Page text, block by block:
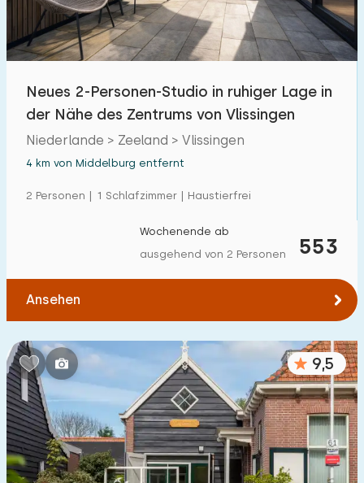
Neues 2-Personen-Studio in ruhiger Lage in
der Nähe des Zentrums von Vlissingen
Niederlande > Zeeland > Vlissingen
4 km von Middelburg entfernt
2 Personen | 1 Schlafzimmer | Haustierfrei
553
Wochenende ab
ausgehend von 2 Personen
Ansehen
9,5